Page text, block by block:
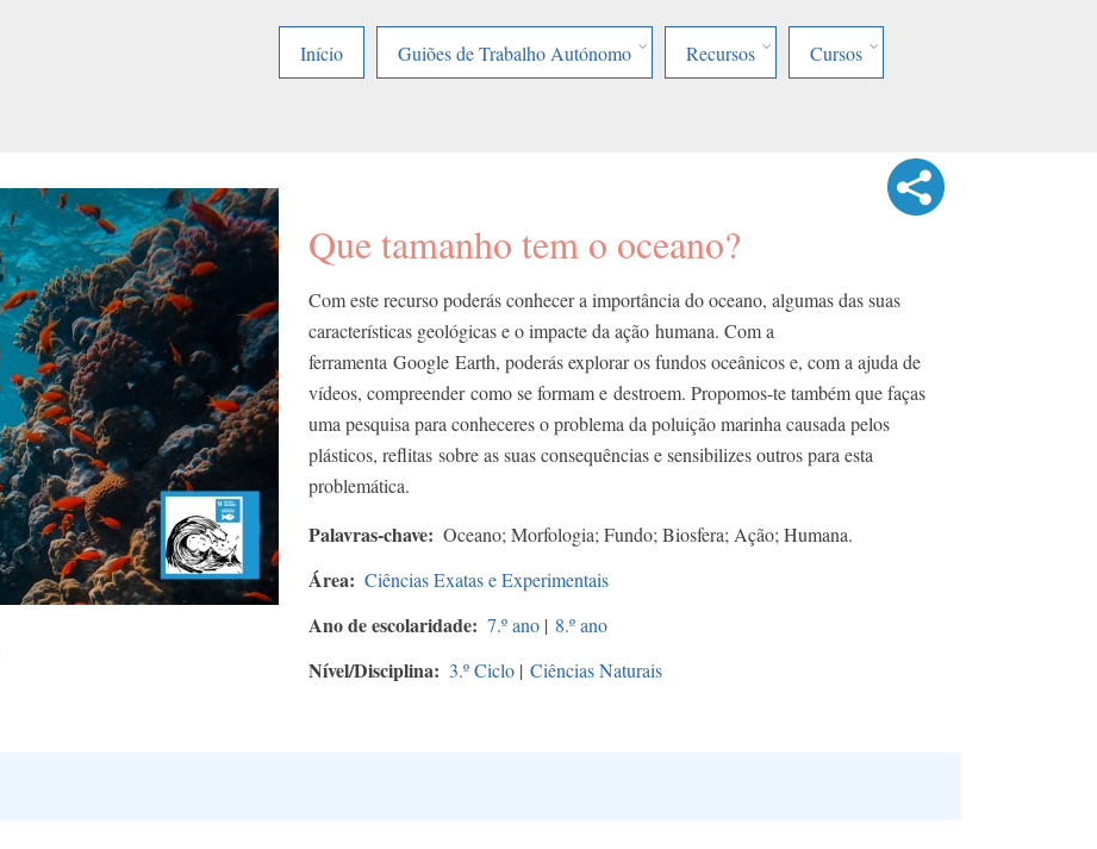
Início
Guiões de Trabalho Autónomo Recursos Cursos
Que tamanho tem o oceano?​
Com este recurso poderás conhecer a importância do oceano, algumas das suas
características geológicas e o impacte da ação humana.​ Com a
ferramenta Google Earth, poderás explorar os fundos oceânicos e, com a ajuda de
vídeos, compreender como se formam e destroem.​ Propomos-te também que faças
uma pesquisa para conheceres o problema da poluição marinha causada pelos
plásticos, reflitas sobre as suas consequências e sensibilizes outros para esta
problemática.​
Palavras-chave Oceano; Morfologia; Fundo; Biosfera; Ação; Humana.​
Área Ciências Exatas e Experimentais
Ano de escolaridade 7.º ano | 8.º ano
Nível/Disciplina 3.º Ciclo | Ciências Naturais